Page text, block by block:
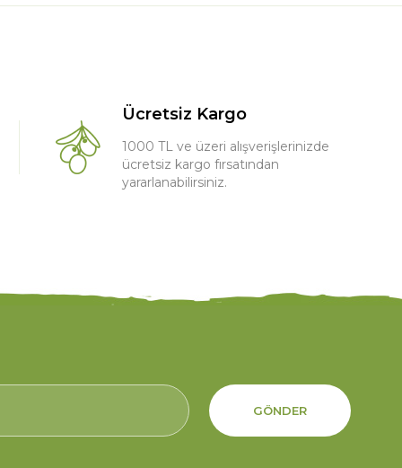
Ücretsiz Kargo
1000 TL ve üzeri alışverişlerinizde
ücretsiz kargo fırsatından
yararlanabilirsiniz.
GÖNDER